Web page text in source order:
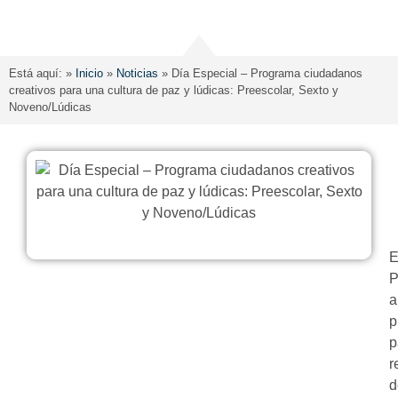
Está aquí: » Inicio » Noticias » Día Especial – Programa ciudadanos
creativos para una cultura de paz y lúdicas: Preescolar, Sexto y
Noveno/Lúdicas